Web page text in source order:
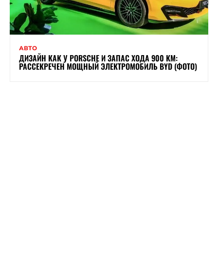
АВТО
ДИЗАЙН КАК У PORSCHE И ЗАПАС ХОДА 900 КМ:
РАССЕКРЕЧЕН МОЩНЫЙ ЭЛЕКТРОМОБИЛЬ BYD (ФОТО)